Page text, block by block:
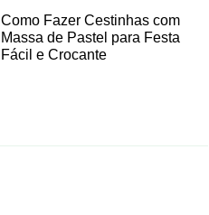
Como Fazer Cestinhas com
Massa de Pastel para Festa
Fácil e Crocante